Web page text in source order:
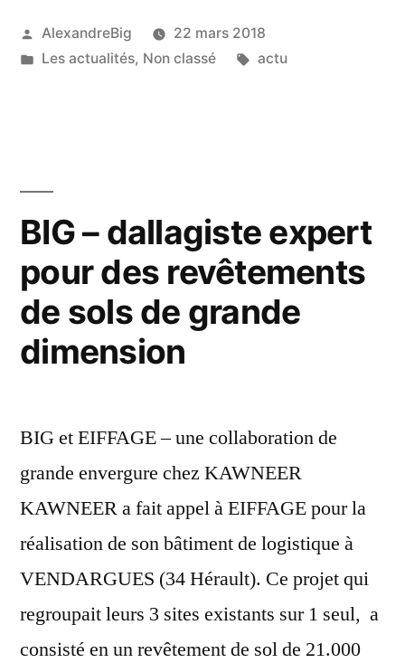
AlexandreBig
22 mars 2018
Les actualités, Non classé actu
BIG – dallagiste expert
pour des revêtements
de sols de grande
dimension
BIG et EIFFAGE – une collaboration de
grande envergure chez KAWNEER
KAWNEER a fait appel à EIFFAGE pour la
réalisation de son bâtiment de logistique à
VENDARGUES (34 Hérault). Ce projet qui
regroupait leurs 3 sites existants sur 1 seul, a
consisté en un revêtement de sol de 21.000